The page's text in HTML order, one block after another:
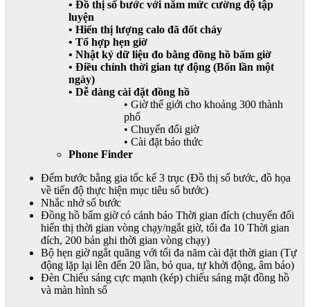
• Đồ thị số bước với năm mức cường độ tập
luyện
• Hiển thị lượng calo đã đốt cháy
• Tổ hợp hẹn giờ
• Nhật ký dữ liệu đo bằng đồng hồ bấm giờ
• Điều chỉnh thời gian tự động (Bốn lần một
ngày)
• Dễ dàng cài đặt đồng hồ
• Giờ thế giới cho khoảng 300 thành
phố
• Chuyển đổi giờ
• Cài đặt báo thức
Phone Finder
Đếm bước bằng gia tốc kế 3 trục (Đồ thị số bước, đồ họa
về tiến độ thực hiện mục tiêu số bước)
Nhắc nhở số bước
Đồng hồ bấm giờ có cảnh báo Thời gian đích (chuyển đổi
hiển thị thời gian vòng chạy/ngắt giờ, tối đa 10 Thời gian
đích, 200 bản ghi thời gian vòng chạy)
Bộ hẹn giờ ngắt quãng với tối đa năm cài đặt thời gian (Tự
động lặp lại lên đến 20 lần, bỏ qua, tự khởi động, âm báo)
Đèn Chiếu sáng cực mạnh (kép) chiếu sáng mặt đồng hồ
và màn hình số